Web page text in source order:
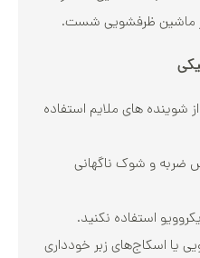
شست.
استفاده
ناگهانی
نکنید.
زبر خودداری